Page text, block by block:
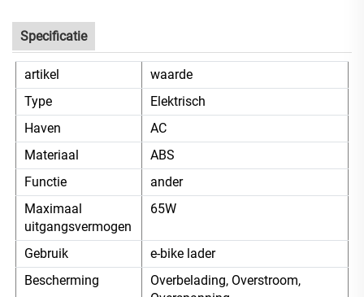
Specificatie
artikel
waarde
Type
Elektrisch
Haven
AC
Materiaal
ABS
Functie
ander
Maximaal
uitgangsvermogen
65W
Gebruik
e-bike lader
Bescherming
Overbelading, Overstroom,